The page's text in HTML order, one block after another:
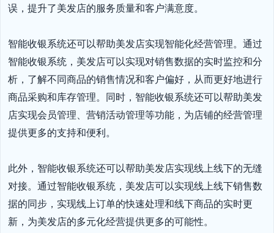
误，提升了美发店的服务质量和客户满意度。
智能收银系统还可以帮助美发店实现智能化经营管理。通过
智能收银系统，美发店可以实现对销售数据的实时监控和分
析，了解不同商品的销售情况和客户偏好，从而更好地进行
商品采购和库存管理。同时，智能收银系统还可以帮助美发
店实现会员管理、营销活动管理等功能，为店铺的经营管理
提供更多的支持和便利。
此外，智能收银系统还可以帮助美发店实现线上线下的无缝
对接。通过智能收银系统，美发店可以实现线上线下销售数
据的同步，实现线上订单的快速处理和线下商品的实时更
新，为美发店的多元化经营提供更多的可能性。